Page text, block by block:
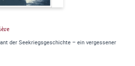
der Seekriegsgeschichte – ein vergessener